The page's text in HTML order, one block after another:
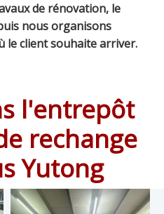
de rénovation, le
nous organisons
le client souhaite arriver.
l'entrepôt
rechange
Yutong